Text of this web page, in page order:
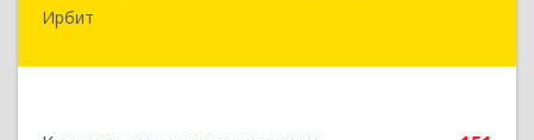
Ирбит623854, Свердловская обл, Ирбит г, Маршала